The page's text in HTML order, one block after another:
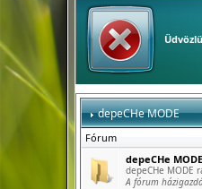
depeCHe MODE
Fórum
depeCHe
depeCHe MODE
A fórum